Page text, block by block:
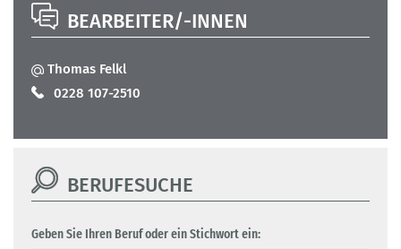
BEARBEITER/-INNEN
Thomas Felkl
0228 107-2510
BERUFESUCHE
Geben Sie Ihren Beruf oder ein Stichwort ein: